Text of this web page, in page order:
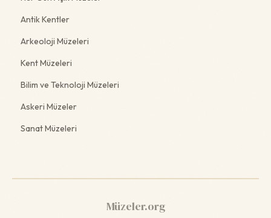
Antik Kentler
Arkeoloji Müzeleri
Kent Müzeleri
Bilim ve Teknoloji Müzeleri
Askeri Müzeler
Sanat Müzeleri
Müzeler.org